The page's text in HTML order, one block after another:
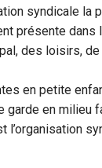
syndicale
présente
des loisirs,
en petite
garde en
l’organisation